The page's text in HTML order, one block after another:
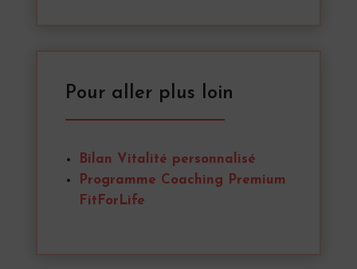
Pour aller plus loin
Bilan Vitalité personnalisé
Programme Coaching Premium
FitForLife